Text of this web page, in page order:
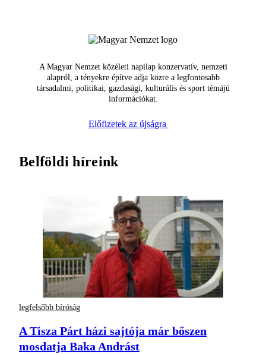
A Magyar Nemzet közéleti napilap konzervatív, nemzeti
alapról, a tényekre építve adja közre a legfontosabb
társadalmi, politikai, gazdasági, kulturális és sport témájú
információkat.
Előfizetek az újságra
Belföldi híreink
legfelsőbb bíróság
A Tisza Párt házi sajtója már bőszen
mosdatja Baka Andrást